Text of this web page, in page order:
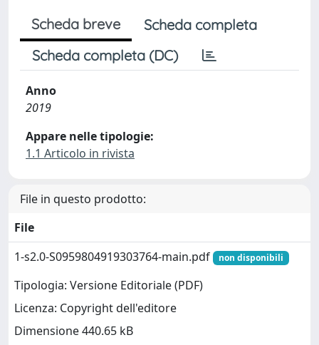
Scheda breve
Scheda completa
Scheda completa (DC)
Anno
2019
Appare nelle tipologie:
1.1 Articolo in rivista
File in questo prodotto:
File
1-s2.0-S0959804919303764-main.pdf
non disponibili
Tipologia: Versione Editoriale (PDF)
Licenza: Copyright dell'editore
Dimensione 440.65 kB